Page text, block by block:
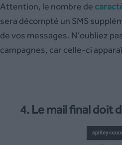
Attention, le nombre de
sera décompté un SMS
de vos messages. N’oubliez
campagnes, car celle-ci
4. Le mail final doit